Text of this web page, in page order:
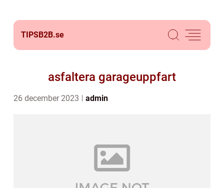
TIPSB2B.se
asfaltera garageuppfart
26 december 2023 admin